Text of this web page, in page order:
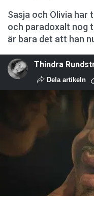
Sasja och Olivia har
och paradoxalt nog
är bara det att han
Thindra
Dela artikeln